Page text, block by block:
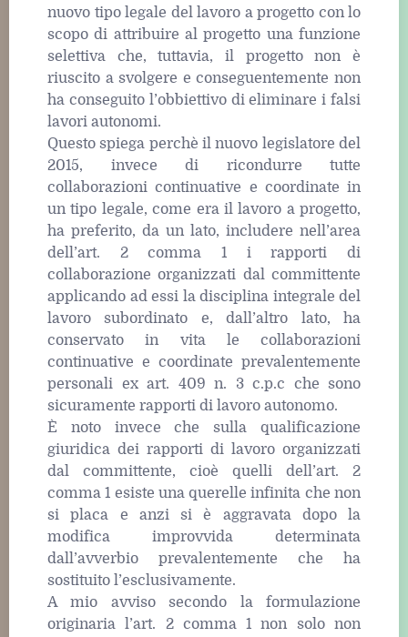
nuovo tipo legale del lavoro a progetto con lo
scopo di attribuire al progetto una funzione
selettiva che, tuttavia, il progetto non è
riuscito a svolgere e conseguentemente non
ha conseguito l’obbiettivo di eliminare i falsi
lavori autonomi.
Questo spiega perchè il nuovo legislatore del
2015, invece di ricondurre tutte
collaborazioni continuative e coordinate in
un tipo legale, come era il lavoro a progetto,
ha preferito, da un lato, includere nell’area
dell’art. 2 comma 1 i rapporti di
collaborazione organizzati dal committente
applicando ad essi la disciplina integrale del
lavoro subordinato e, dall’altro lato, ha
conservato in vita le collaborazioni
continuative e coordinate prevalentemente
personali ex art. 409 n. 3 c.p.c che sono
sicuramente rapporti di lavoro autonomo.
È noto invece che sulla qualificazione
giuridica dei rapporti di lavoro organizzati
dal committente, cioè quelli dell’art. 2
comma 1 esiste una querelle infinita che non
si placa e anzi si è aggravata dopo la
modifica improvvida determinata
dall’avverbio prevalentemente che ha
sostituito l’esclusivamente.
A mio avviso secondo la formulazione
originaria l’art. 2 comma 1 non solo non